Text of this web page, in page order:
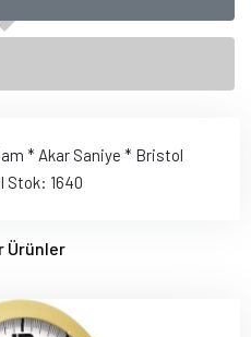
* Akar Saniye * Bristol
Stok: 1640
Ürünler